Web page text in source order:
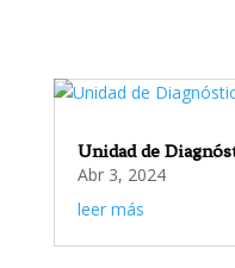
Unidad de
Abr 3, 2024
leer más